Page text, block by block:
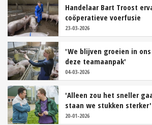
Handelaar Bart Troost
coöperatieve voerfusie
23-03-2026
'We blijven groeien in
deze teamaanpak'
04-03-2026
'Alleen zou het sneller
staan we stukken sterker'
20-01-2026